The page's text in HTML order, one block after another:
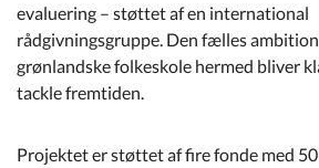
evaluering – støttet af en international
rådgivningsgruppe. Den fælles ambition
grønlandske folkeskole hermed bliver
tackle fremtiden.
Projektet er støttet af fire fonde med